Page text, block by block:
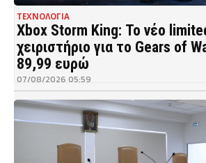
ΤΕΧΝΟΛΟΓΙΑ
Xbox Storm King: Το νέο
χειριστήριο για το Gears of
89,99 ευρώ
07/08/2026 05:59